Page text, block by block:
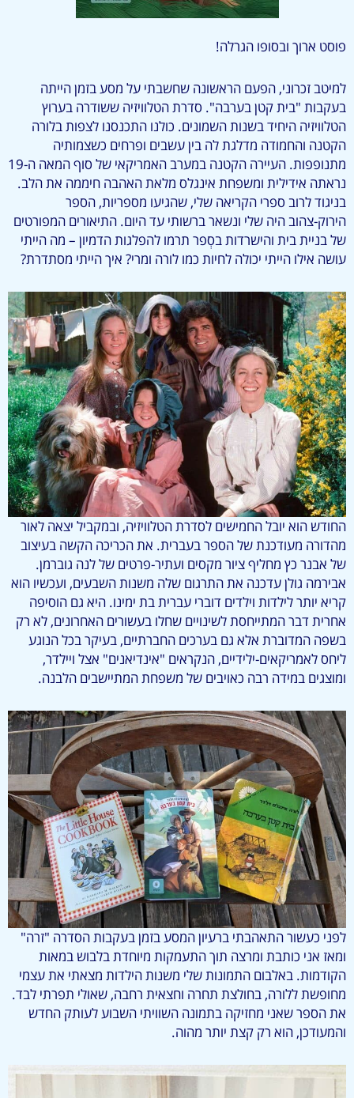
פוסט ארוך ובסופו הגרלה!
למיטב זכרוני, הפעם הראשונה שחשבתי על מסע בזמן הייתה
בעקבות "בית קטן בערבה". סדרת הטלוויזיה ששודרה בערוץ
הטלוויזיה היחיד בשנות השמונים. כולנו התכנסנו לצפות בלורה
הקטנה והחמודה מדלגת לה בין עשבים ופרחים כשצמותיה
מתנופפות. העיירה הקטנה במערב האמריקאי של סוף המאה ה-19
נראתה אידילית ומשפחת אינגלס מלאת האהבה חיממה את הלב.
בניגוד לרוב ספרי הקריאה שלי, שהגיעו מספריות, הספר
הירוק-צהוב היה שלי ונשאר ברשותי עד היום. התיאורים המפורטים
של בניית בית והישרדות בסְפר תרמו להפלגות הדמיון – מה הייתי
עושה אילו הייתי יכולה לחיות כמו לורה ומרי? איך הייתי מסתדרת?
החודש הוא יובל החמישים לסדרת הטלוויזיה, ובמקביל יצאה לאור
מהדורה מעודכנת של הספר בעברית. את הכריכה הקשה בעיצוב
של אבנר כץ מחליף ציור מקסים ועתיר-פרטים של לנה גוברמן.
אבירמה גולן עדכנה את התרגום שלה משנות השבעים, ועכשיו הוא
קריא יותר לילדות וילדים דוברי עברית בת ימינו. היא גם הוסיפה
אחרית דבר המתייחסת לשינויים שחלו בעשורים האחרונים, לא רק
בשפה המדוברת אלא גם בערכים החברתיים, בעיקר בכל הנוגע
ליחס לאמריקאים-ילידיים, הנקראים "אינדיאנים" אצל ויילדר,
ומוצגים במידה רבה כאויבים של משפחת המתיישבים הלבנה.
לפני כעשור התאהבתי ברעיון המסע בזמן בעקבות הסדרה "זרה"
ומאז אני כותבת ומרצה תוך התעמקות מיוחדת בלבוש במאות
הקודמות. באלבום התמונות שלי משנות הילדות מצאתי את עצמי
מחופשת ללורה, בחולצת תחרה וחצאית רחבה, שאולי תפרתי לבד.
את הספר שאני מחזיקה בתמונה השוויתי השבוע לעותק החדש
והמעודכן, הוא רק קצת יותר מהוה.